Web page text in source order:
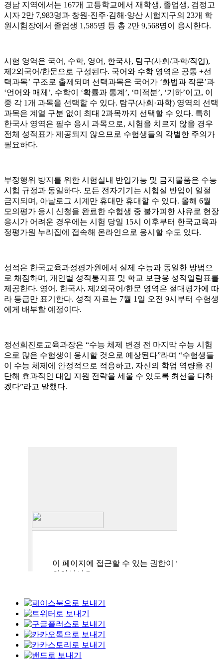
경남 지역에서는 167개 고등학교에서 재학생, 졸업생, 검정고
시자 2만 7,983명과 창원·진주·김해·양산 시험지구의 23개 학
원시험장에서 졸업생 1,585명 등 총 2만 9,568명이 응시한다.
시험 영역은 국어, 수학, 영어, 한국사, 탐구(사회/과학/직업),
제2외국어/한문으로 구성된다. 국어와 수학 영역은 공통 +선
택과목’ 구조로 출제되며 선택과목은 국어가 ‘화법과 작문’과
‘언어와 매체’, 수학이 ‘확률과 통계’, ‘미적분’, ‘기하’이고, 이
중 각 1개 과목을 선택할 수 있다. 탐구(사회·과학) 영역의 선택
과목은 계열 구분 없이 최대 2과목까지 선택할 수 있다. 특히
한국사 영역은 필수 응시 과목으로, 시험을 치르지 않을 경우
전체 성적표가 제공되지 않으므로 수험생들의 각별한 주의가
필요하다.
부정행위 방지를 위한 시험실내 반입가능 및 금지물품은 수능
시험 규정과 동일하다. 모든 전자기기는 시험실 반입이 일절
금지되며, 아날로그 시계만 휴대만 휴대할 수 있다. 올해 6월
모의평가 응시 신청을 완료한 수험생 중 불가피한 사유로 현장
응시가 어려운 경우에는 시험 당일 15시 이후부터 한국교육과
정평가원 누리집에 접속해 온라인으로 응시할 수도 있다.
성적은 한국교육과정평가원에서 실제 수능과 동일한 방법으
로 채점하며, 개인별 성적통지표 및 학교 보관용 성적일람표를
제공한다. 영어, 한국사, 제2외국어/한문 영역은 절대평가에 따
라 등급만 표기한다. 성적 자료는 7월 1일 오전 9시부터 수험생
에게 배부할 예정이다.
정선희진로교육과장은 “수능 체제 변경 전 마지막 수능 시험
으로 많은 수험생이 응시할 것으로 예상된다”라며 “수험생들
이 수능 체제에 안정적으로 적응하고, 자신의 학업 역량을 진
단해 효과적인 대입 지원 전략을 세울 수 있도록 최선을 다하
겠다”라고 말했다.